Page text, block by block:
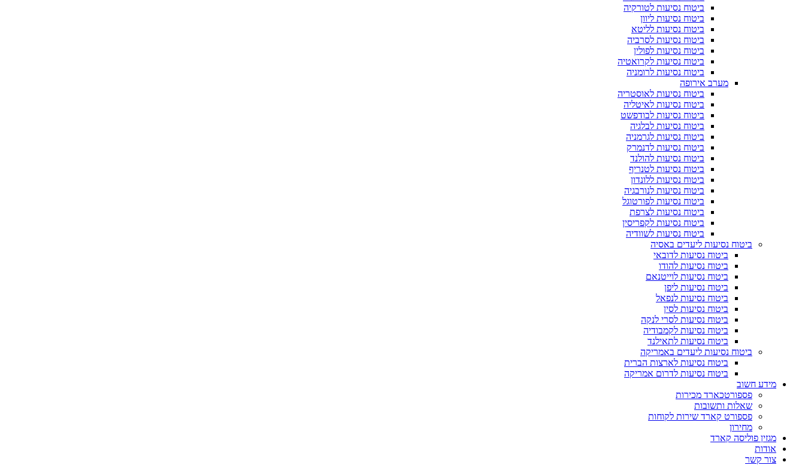
ביטוח נסיעות לטורקיה
ביטוח נסיעות ליוון
ביטוח נסיעות לליטא
ביטוח נסיעות לסרביה
ביטוח נסיעות לפולין
ביטוח נסיעות לקרואטיה
ביטוח נסיעות לרומניה
מערב אירופה
ביטוח נסיעות לאוסטריה
ביטוח נסיעות לאיטליה
ביטוח נסיעות לבודפשט
ביטוח נסיעות לבלגיה
ביטוח נסיעות לגרמניה
ביטוח נסיעות לדנמרק
ביטוח נסיעות להולנד
ביטוח נסיעות לטנריף
ביטוח נסיעות ללונדון
ביטוח נסיעות לנורבגיה
ביטוח נסיעות לפורטוגל
ביטוח נסיעות לצרפת
ביטוח נסיעות לקפריסין
ביטוח נסיעות לשוודיה
ביטוח נסיעות ליעדים באסיה
ביטוח נסיעות לדובאי
ביטוח נסיעות להודו
ביטוח נסיעות לוייטנאם
ביטוח נסיעות ליפן
ביטוח נסיעות לנפאל
ביטוח נסיעות לסין
ביטוח נסיעות לסרי לנקה
ביטוח נסיעות לקמבודיה
ביטוח נסיעות לתאילנד
ביטוח נסיעות ליעדים באמריקה
ביטוח נסיעות לארצות הברית
ביטוח נסיעות לדרום אמריקה
מידע חשוב
פספורטכארד מכירות
שאלות ותשובות
פספורט קארד שירות לקוחות
מחירון
מגזין פוליסה קארד
אודות
צור קשר